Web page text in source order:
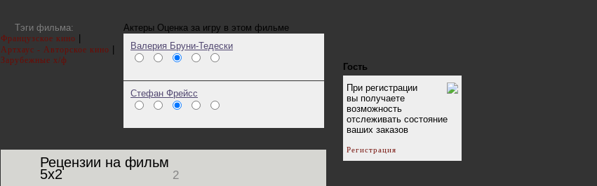
Тэги фильма:
Французское кино |
Артхаус - Авторское кино |
Зарубежные х/ф
Актеры Оценка за игру в этом фильме
Валерия Бруни-Тедески
Стефан Фрейсс
Рецензии на фильм
5x2 2
Гость
При регистрации
вы получаете
возможность
отслеживать состояние
ваших заказов
Регистрация